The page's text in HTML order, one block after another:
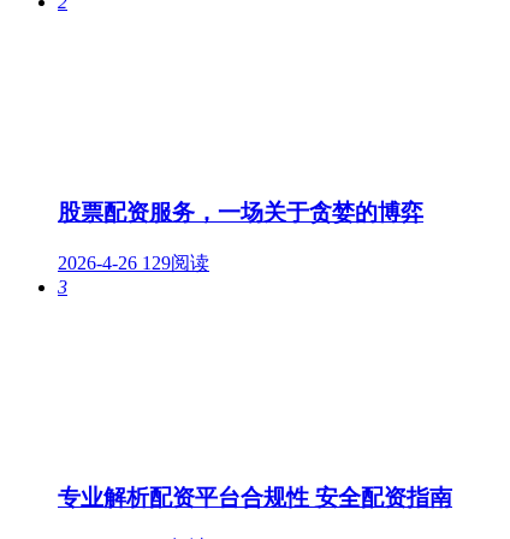
股票配资服务，一场关于贪婪的博弈
2026-4-26 129阅读
3
专业解析配资平台合规性 安全配资指南